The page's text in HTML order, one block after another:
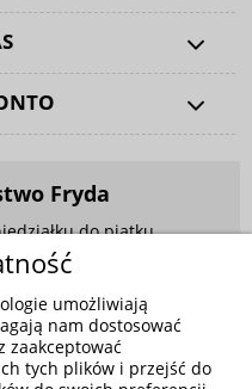
Fryda
do piątku
- 17.00
704umożliwiają
nam dostosować
zaakceptować
tych plików i przejść do